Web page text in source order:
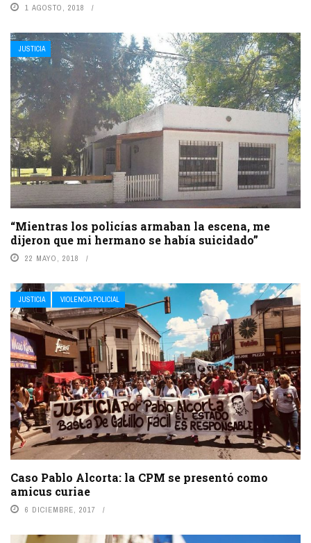
1 AGOSTO, 2018
JUSTICIA
“Mientras los policías armaban la escena, me
dijeron que mi hermano se había suicidado”
22 MAYO, 2018
JUSTICIA VIOLENCIA POLICIAL
Caso Pablo Alcorta: la CPM se presentó como
amicus curiae
6 DICIEMBRE, 2017